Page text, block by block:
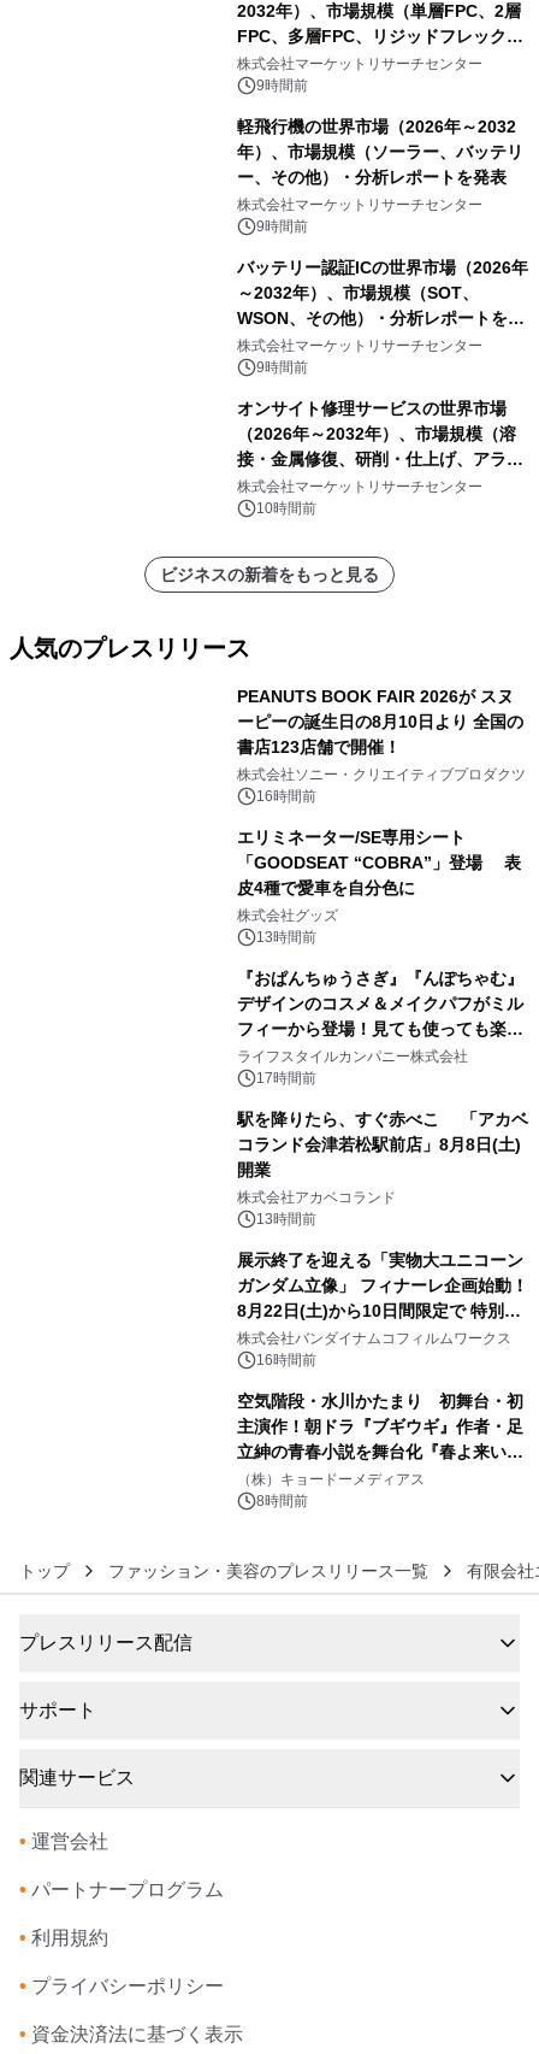
2032年）、市場規模（単層FPC、2層
FPC、多層FPC、リジッドフレックス
PCB）・分析レポートを発表
株式会社マーケットリサーチセンター
9時間前
軽飛行機の世界市場（2026年～2032
年）、市場規模（ソーラー、バッテリ
ー、その他）・分析レポートを発表
株式会社マーケットリサーチセンター
9時間前
バッテリー認証ICの世界市場（2026年
～2032年）、市場規模（SOT、
WSON、その他）・分析レポートを発
表
株式会社マーケットリサーチセンター
9時間前
オンサイト修理サービスの世界市場
（2026年～2032年）、市場規模（溶
接・金属修復、研削・仕上げ、アライ
メント、その他）・分析レポートを発
表
株式会社マーケットリサーチセンター
10時間前
ビジネスの新着をもっと見る
人気のプレスリリース
PEANUTS BOOK FAIR 2026が スヌ
ーピーの誕生日の8月10日より 全国の
書店123店舗で開催！
株式会社ソニー・クリエイティブプロダクツ
16時間前
エリミネーター/SE専用シート
「GOODSEAT “COBRA”」登場 表
皮4種で愛車を自分色に
株式会社グッズ
13時間前
『おぱんちゅうさぎ』『んぽちゃむ』
デザインのコスメ＆メイクパフがミル
フィーから登場！見ても使っても楽し
い、ポップでキュートなコレクショ
ン。
ライフスタイルカンパニー株式会社
17時間前
駅を降りたら、すぐ赤べこ 「アカベ
コランド会津若松駅前店」8月8日(土)
開業
株式会社アカベコランド
13時間前
展示終了を迎える「実物大ユニコーン
ガンダム立像」 フィナーレ企画始動！
8月22日(土)から10日間限定で 特別映
像『UNICORN GUNDAM Statue ―
BEYOND POSSIBILITY ―』を上映！
株式会社バンダイナムコフィルムワークス
16時間前
空気階段・水川かたまり 初舞台・初
主演作！朝ドラ『ブギウギ』作者・足
立紳の青春小説を舞台化『春よ来い、
マジで来い』キービジュアル解禁！
（株）キョードーメディアス
8時間前
トップ ファッション・美容のプレスリリース一覧 有限会社
プレスリリース配信
サポート
関連サービス
• 運営会社
• パートナープログラム
• 利用規約
• プライバシーポリシー
• 資金決済法に基づく表示